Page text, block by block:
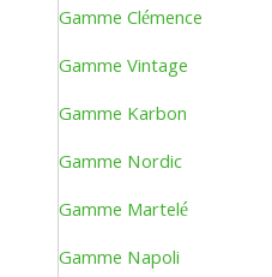
Gamme Clémence
Gamme Vintage
Gamme Karbon
Gamme Nordic
Gamme Martelé
Gamme Napoli